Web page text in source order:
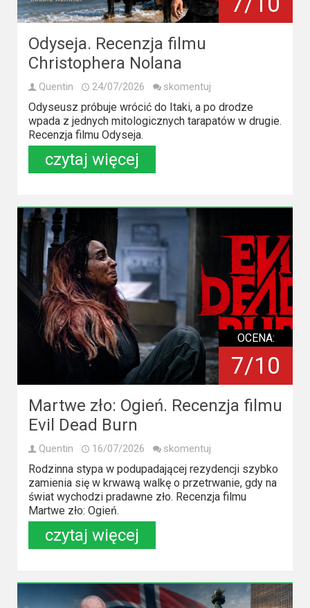
Bollywood
&
s-
ka
Filmy
dokumentalne
Horrory
Kino
azjatyckie
Kino
europejskie
Kino
polskie
Komedie
Południowa
Filmy
oparte
na
faktach
Thrillery
Amazon
Odyseja. Recenzja filmu
Christophera Nolana
Quentin 24/07/2026 skomentuj
Odyseusz próbuje wrócić do Itaki, a po drodze
wpada z jednych mitologicznych tarapatów w drugie.
Recenzja filmu Odyseja.
czytaj więcej
OCENA:
7/10
Martwe zło: Ogień. Recenzja filmu
Evil Dead Burn
Quentin 16/07/2026 skomentuj
Rodzinna stypa w podupadającej rezydencji szybko
zamienia się w krwawą walkę o przetrwanie, gdy na
świat wychodzi pradawne zło. Recenzja filmu
Martwe zło: Ogień.
czytaj więcej